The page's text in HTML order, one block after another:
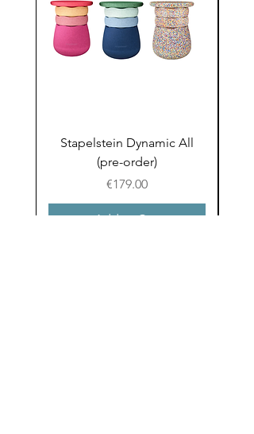
Stapelstein Dynamic All
(pre-order)
Price
€179.00
Add to Cart